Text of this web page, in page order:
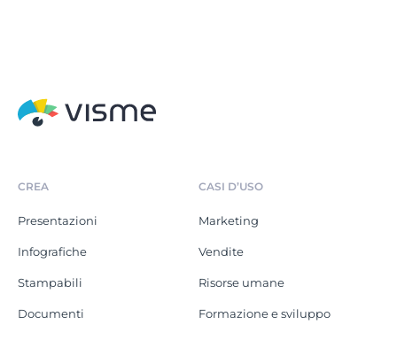
CREA
Presentazioni
Infografiche
Stampabili
Documenti
CASI D’USO
Marketing
Vendite
Risorse umane
Formazione e sviluppo